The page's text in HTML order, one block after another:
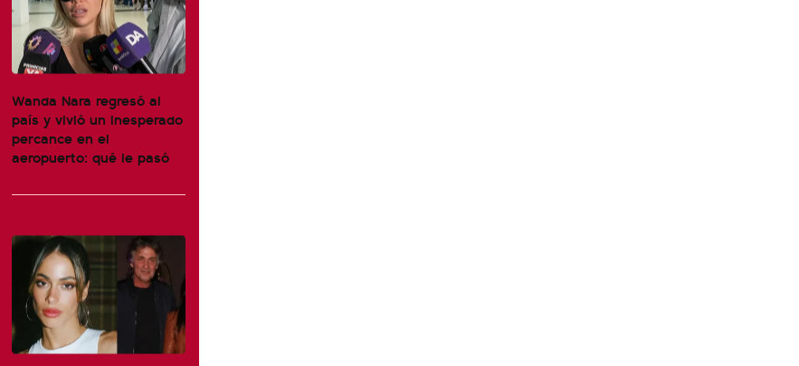
Wanda Nara regresó al
país y vivió un inesperado
percance en el
aeropuerto: qué le pasó